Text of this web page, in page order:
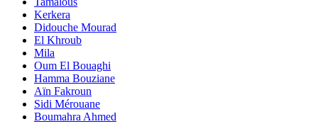
Kerkera
Didouche Mourad
El Khroub
Mila
Oum El Bouaghi
Hamma Bouziane
Aïn Fakroun
Sidi Mérouane
Boumahra Ahmed